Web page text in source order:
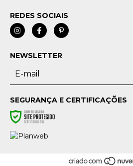
REDES SOCIAIS
NEWSLETTER
SEGURANÇA E CERTIFICAÇÕES